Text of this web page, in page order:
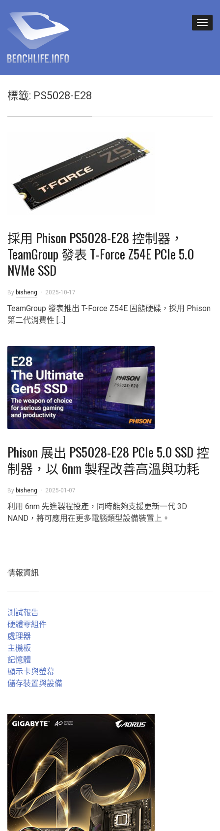
標籤: PS5028-E28
採用 Phison PS5028-E28 控制器，
TeamGroup 發表 T-Force Z54E PCIe 5.0
NVMe SSD
By bisheng 2025-10-17
TeamGroup 發表推出 T-Force Z54E 固態硬碟，採用 Phison
第二代消費性 […]
Phison 展出 PS5028-E28 PCIe 5.0 SSD 控
制器，以 6nm 製程改善高溫與功耗
By bisheng 2025-01-07
利用 6nm 先進製程投產，同時能夠支援更新一代 3D
NAND，將可應用在更多電腦類型設備裝置上。
情報資訊
測試報告
硬體零組件
處理器
主機板
記憶體
顯示卡與螢幕
儲存裝置與設備